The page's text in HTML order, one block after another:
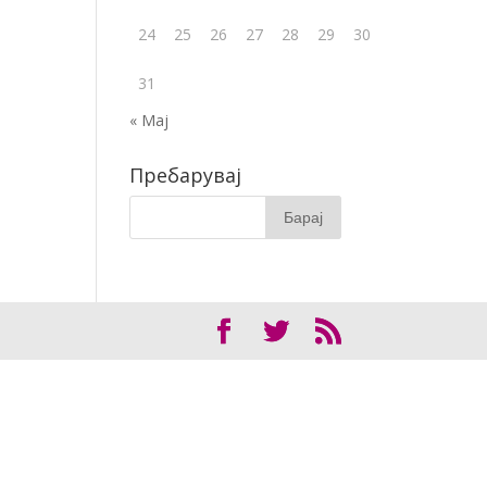
24 25 26 27 28 29 30
31
« Мај
Пребарувај